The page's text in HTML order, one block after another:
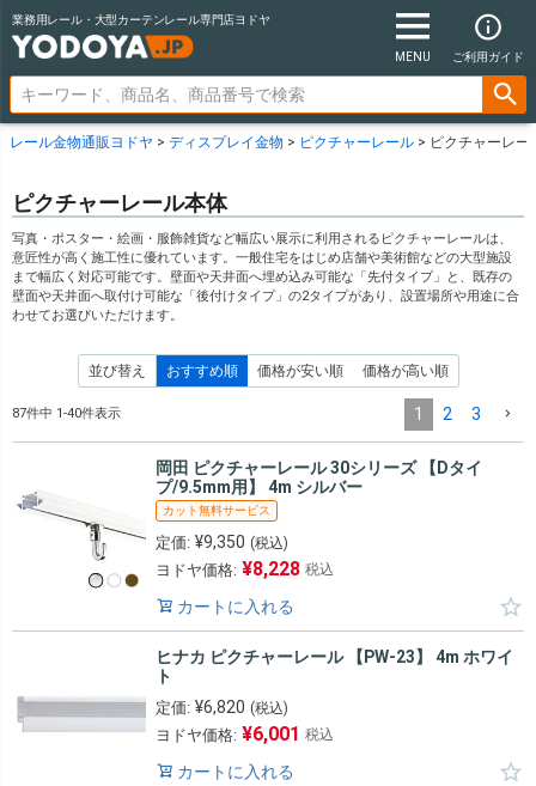
業務用レール・大型カーテンレール専門店ヨドヤ
MENU ご利用ガイド
レール金物通販ヨドヤ ディスプレイ金物 ピクチャーレール ピクチャーレー
ピクチャーレール本体
写真・ポスター・絵画・服飾雑貨など幅広い展示に利用されるピクチャーレールは、
意匠性が高く施工性に優れています。一般住宅をはじめ店舗や美術館などの大型施設
まで幅広く対応可能です。壁面や天井面へ埋め込み可能な「先付タイプ」と、既存の
壁面や天井面へ取付け可能な「後付けタイプ」の2タイプがあり、設置場所や用途に合
わせてお選びいただけます。
並び替え おすすめ順 価格が安い順 価格が高い順
87件中 1-40件表示 1 2 3
岡田 ピクチャーレール 30シリーズ 【Dタイ
プ/9.5mm用】 4m シルバー
カット無料サービス
定価: ¥9,350 (税込)
ヨドヤ価格: ¥8,228 税込
カートに入れる
ヒナカ ピクチャーレール 【PW-23】 4m ホワイ
ト
定価: ¥6,820 (税込)
ヨドヤ価格: ¥6,001 税込
カートに入れる